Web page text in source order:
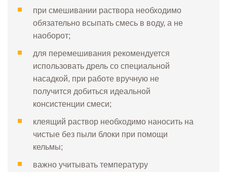
при смешивании раствора необходимо
обязательно всыпать смесь в воду, а не
наоборот;
для перемешивания рекомендуется
использовать дрель со специальной
насадкой, при работе вручную не
получится добиться идеальной
консистенции смеси;
клеящий раствор необходимо наносить на
чистые без пыли блоки при помощи
кельмы;
важно учитывать температуру